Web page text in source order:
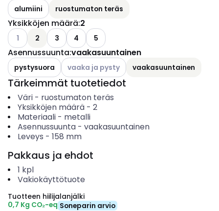
alumiini ruostumaton teräs
Yksikköjen määrä:2
Katso käytettävissä olevat vaihtoehdot
1 2 3 4 5
Asennussuunta:vaakasuuntainen
pystysuora Katso käytettävissä olevat vaihtoehdot
vaaka ja pysty vaakasuuntainen
Tärkeimmät tuotetiedot
Väri- ruostumaton teräs
Yksikköjen määrä- 2
Materiaali- metalli
Asennussuunta- vaakasuuntainen
Leveys - 158 mm
Pakkaus ja ehdot
1 kpl
Vakiokäyttötuote
Tuotteen hiilijalanjälki
0,7 Kg CO₂-eq Soneparin arvio